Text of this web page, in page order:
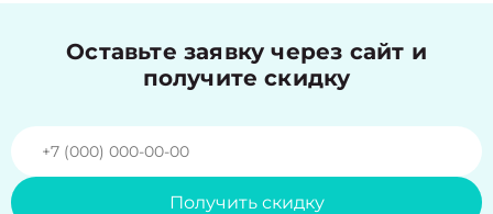
Оставьте заявку через сайт и
получите скидку
Получить скидку